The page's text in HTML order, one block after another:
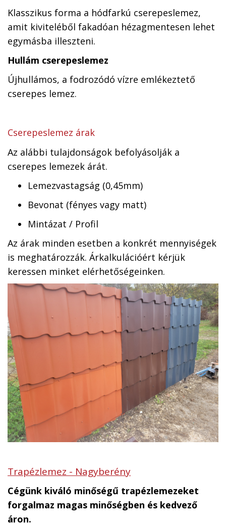
Klasszikus forma a hódfarkú cserepeslemez,
amit kiviteléből fakadóan hézagmentesen lehet
egymásba illeszteni.
Hullám cserepeslemez
Újhullámos, a fodrozódó vízre emlékeztető
cserepes lemez.
Cserepeslemez árak
Az alábbi tulajdonságok befolyásolják a
cserepes lemezek árát.
Lemezvastagság (0,45mm)
Bevonat (fényes vagy matt)
Mintázat / Profil
Az árak minden esetben a konkrét mennyiségek
is meghatározzák. Árkalkulációért kérjük
keressen minket elérhetőségeinken.
Trapézlemez - Nagyberény
Cégünk kiváló minőségű trapézlemezeket
forgalmaz magas minőségben és kedvező
áron.